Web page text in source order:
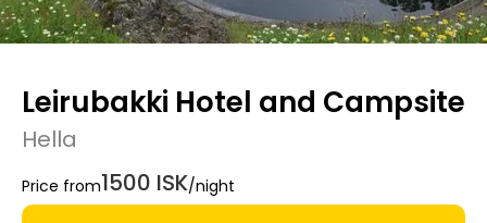
Leirubakki Hotel and Campsite
Hella
Price from1500 ISK/night